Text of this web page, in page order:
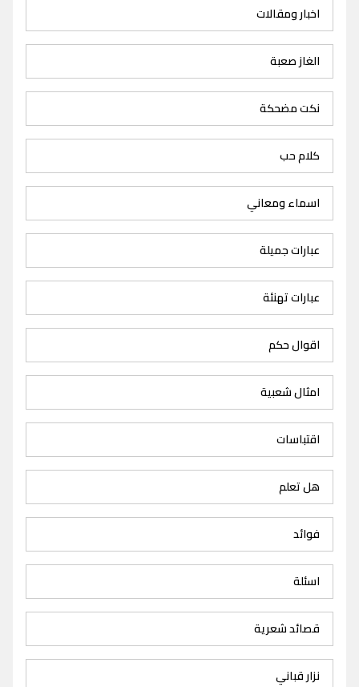
اخبار ومقالات
الغاز صعبة
نكت مضحكة
كلام حب
اسماء ومعاني
عبارات جميلة
عبارات تهنئة
اقوال حكم
امثال شعبية
اقتباسات
هل تعلم
فوائد
اسئلة
قصائد شعرية
نزار قباني